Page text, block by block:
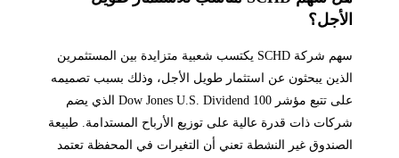
الأجل؟
سهم شركة SCHD يكتسب شعبية متزايدة بين المستثمرين
الذين يبحثون عن استثمار طويل الأجل، وذلك بسبب تصميمه
على تتبع مؤشر Dow Jones U.S. Dividend 100 الذي يضم
شركات ذات قدرة عالية على توزيع الأرباح المستدامة. طبيعة
الصندوق غير النشطة تعني أن التغيرات في المحفظة تعتمد